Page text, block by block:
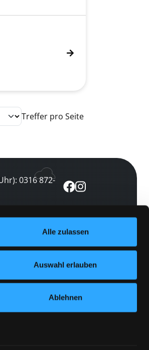
Alle zulassen
Auswahl erlauben
Ablehnen
Treffer pro Seite
0316 872-
verpassen